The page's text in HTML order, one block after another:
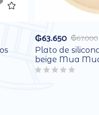
₲67.000
₲63.650
Plato de
beige Mua